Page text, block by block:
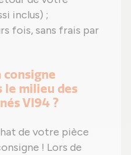
inclus) ;
fois, sans frais par
consigne
le milieu des
VI94 ?
de votre pièce
! Lors de